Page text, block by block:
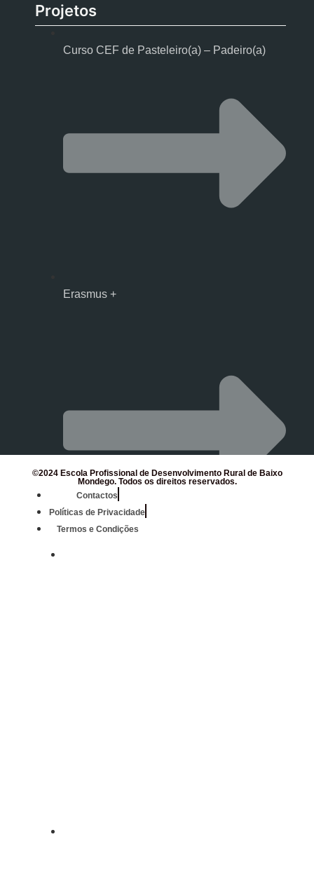
Curso CEF de Pasteleiro(a) – Padeiro(a)
Projetos
Erasmus +
©2024 Escola Profissional de Desenvolvimento Rural de Baixo
Mondego. Todos os direitos reservados.
Contactos
Políticas de Privacidade
Termos e Condições